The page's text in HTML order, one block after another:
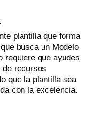
plantilla que forma
busca un Modelo
requiere que ayudes
de recursos
que la plantilla sea
con la excelencia.